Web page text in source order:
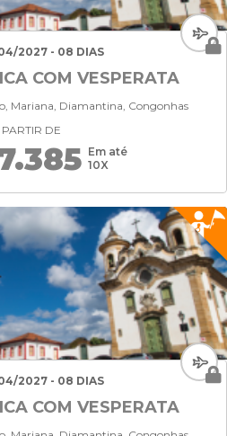
2027 - 08 DIAS
COM VESPERATA
Mariana, Diamantina, Congonhas
DE
Em até
10X
2027 - 08 DIAS
COM VESPERATA